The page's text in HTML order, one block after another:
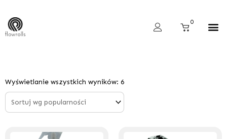
content
0
Cart
Wyświetlanie wszystkich wyników: 6według